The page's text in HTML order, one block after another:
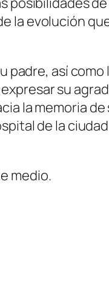
la evolución
padre, así
su
la memoria de
de la
medio.